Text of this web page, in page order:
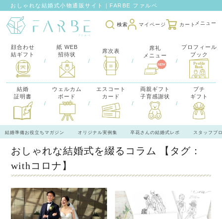
おしゃれな結婚式小物通販サイト｜FARBE ファルベ
検索 マイページ カート
顔合わせ
結ギフト
/
紙 WEB
招待状
/
席次表
/
席礼
メニュー
/
プロフィール
ブック
結婚
証明書
/
ウェルカム
ボード
/
エスコート
カード
/
両親ギフト
子育感謝状
/
プチ
ギフト
結婚準備お役立ちマガジン オリジナル実例集 卒花さんの結婚式レポ スタッフブ
おしゃれな結婚式を綴るコラム
【タグ：
withコロナ】